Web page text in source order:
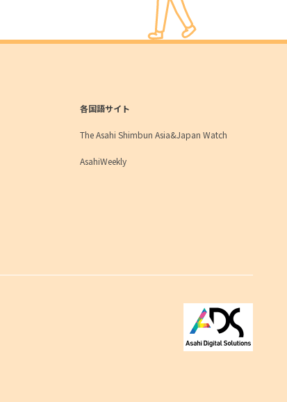
各国語サイト
The Asahi Shimbun Asia&Japan Watch
AsahiWeekly